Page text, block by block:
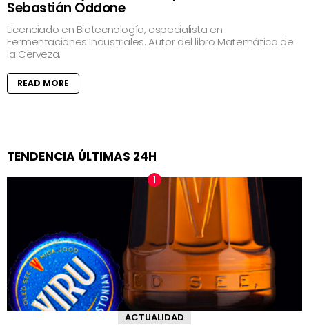
Sebastián Oddone
Licenciado en Biotecnología, especialista en
Fermentaciones Industriales. Autor del libro Matemática de
la Cerveza.
READ MORE
TENDENCIA ÚLTIMAS 24H
ACTUALIDAD